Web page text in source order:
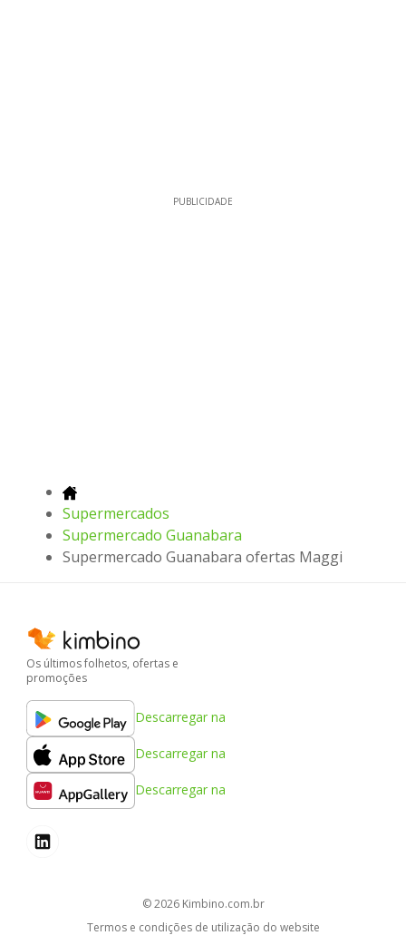
PUBLICIDADE
Supermercados
Supermercado Guanabara
Supermercado Guanabara ofertas Maggi
Os últimos folhetos, ofertas e
promoções
Descarregar na
Descarregar na
Descarregar na
© 2026 kimbino.com.br
Termos e condições de utilização do website